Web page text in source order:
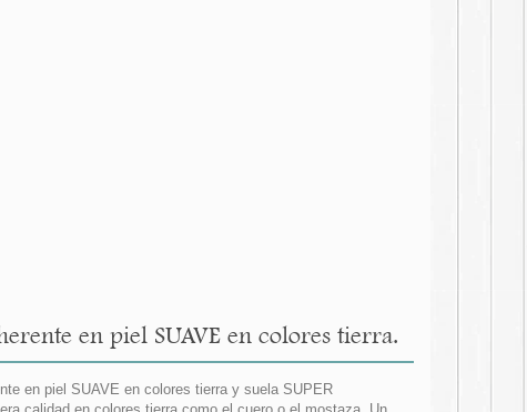
en piel SUAVE en colores tierra.
en piel SUAVE en colores tierra y suela SUPER